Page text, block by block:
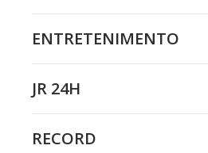
ENTRETENIMENTO
JR 24H
RECORD